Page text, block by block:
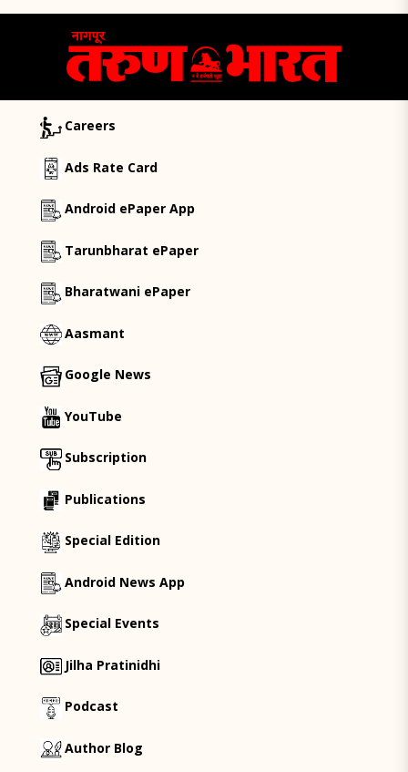
Careers
Ads Rate Card
Android ePaper App
Tarunbharat ePaper
Bharatwani ePaper
Aasmant
Google News
YouTube
Subscription
Publications
Special Edition
Android News App
Special Events
Jilha Pratinidhi
Podcast
Author Blog